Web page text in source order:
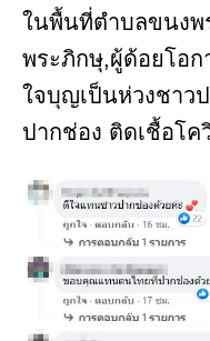
ในพื้นที่ตำบลขนงพ
พระภิกษุ,ผู้ด้อยโอก
ใจบุญเป็นห่วงชาว
ปากช่อง ติดเชื้อโ